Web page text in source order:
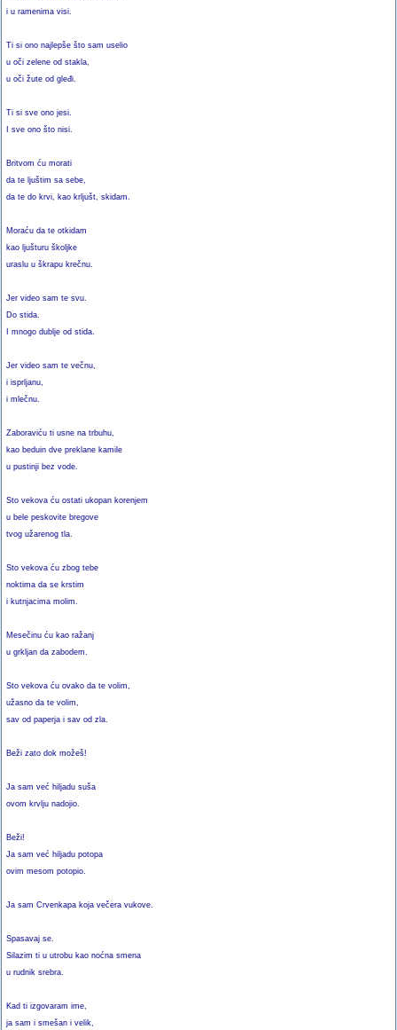
i u ramenima visi.
Ti si ono najlepše što sam uselio
u oči zelene od stakla,
u oči žute od gleđi.
Ti si sve ono jesi.
I sve ono što nisi.
Britvom ću morati
da te ljuštim sa sebe,
da te do krvi, kao krljušt, skidam.
Moraću da te otkidam
kao ljušturu školjke
uraslu u škrapu krečnu.
Jer video sam te svu.
Do stida.
I mnogo dublje od stida.
Jer video sam te večnu,
i isprljanu,
i mlečnu.
Zaboraviću ti usne na trbuhu,
kao beduin dve preklane kamile
u pustinji bez vode.
Sto vekova ću ostati ukopan korenjem
u bele peskovite bregove
tvog užarenog tla.
Sto vekova ću zbog tebe
noktima da se krstim
i kutnjacima molim.
Mesečinu ću kao ražanj
u grkljan da zabodem.
Sto vekova ću ovako da te volim,
užasno da te volim,
sav od paperja i sav od zla.
Beži zato dok možeš!
Ja sam već hiljadu suša
ovom krvlju nadojio.
Beži!
Ja sam već hiljadu potopa
ovim mesom potopio.
Ja sam Crvenkapa koja večera vukove.
Spasavaj se.
Silazim ti u utrobu kao noćna smena
u rudnik srebra.
Kad ti izgovaram ime,
ja sam i smešan i velik,